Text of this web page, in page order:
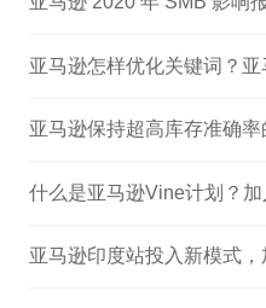
亚马逊怎样优化关键词？
亚马逊保持超高库存准确率
什么是亚马逊Vine计划？加
亚马逊印度站投入新模式